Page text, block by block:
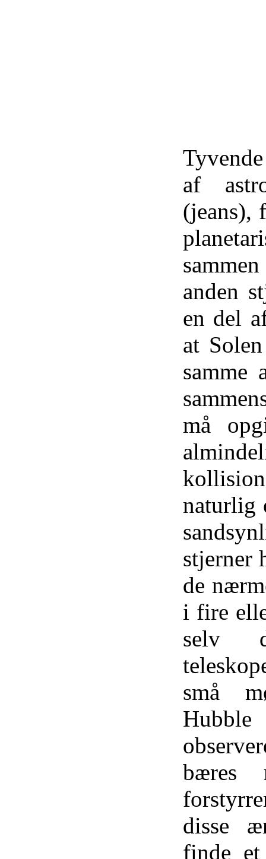
af
(jeans),
anden
en del
at
samme
må
naturlig
stjerner
de
i fire
selv
små
bæres
disse
finde